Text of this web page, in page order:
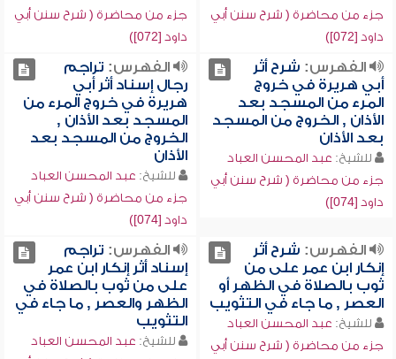
جزء من محاضرة ( شرح سنن أبي
داود [072])
جزء من محاضرة ( شرح سنن أبي
داود [072])
الفهرس: شرح أثر
أبي هريرة في خروج
المرء من المسجد بعد
الأذان , الخروج من المسجد
بعد الأذان
للشيخ: عبد المحسن العباد
جزء من محاضرة ( شرح سنن أبي
داود [074])
الفهرس: تراجم
رجال إسناد أثر أبي
هريرة في خروج المرء من
المسجد بعد الأذان ,
الخروج من المسجد بعد
الأذان
للشيخ: عبد المحسن العباد
جزء من محاضرة ( شرح سنن أبي
داود [074])
الفهرس: شرح أثر
إنكار ابن عمر على من
ثوب بالصلاة في الظهر أو
العصر , ما جاء في التثويب
للشيخ: عبد المحسن العباد
جزء من محاضرة ( شرح سنن أبي
الفهرس: تراجم
إسناد أثر إنكار ابن عمر
على من ثوب بالصلاة في
الظهر والعصر , ما جاء في
التثويب
للشيخ: عبد المحسن العباد